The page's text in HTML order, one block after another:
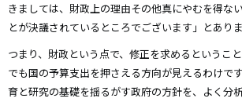
きましては、財政上の理由その他真にやむを得な
とが決議されているところでございます」とありま
つまり、財政という点で、修正を求めるというこ
でも国の予算支出を押さえる方向が見えるわけで
育と研究の基礎を揺るがす政府の方針を、よく分